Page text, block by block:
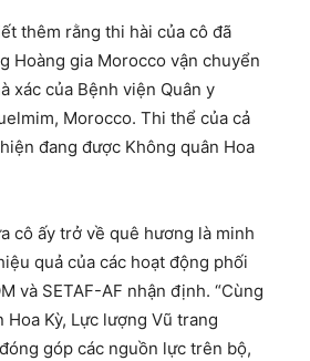
thêm rằng thi hài của cô đã
Hoàng gia Morocco vận chuyển
xác của Bệnh viện Quân y
Morocco. Thi thể của cả
đang được Không quân Hoa
cô ấy trở về quê hương là minh
quả của các hoạt động phối
và SETAF-AF nhận định. “Cùng
Kỳ, Lực lượng Vũ trang
góp các nguồn lực trên bộ,